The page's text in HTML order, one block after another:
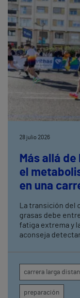
28 julio 2026
Más allá
el
en una
La transición del
grasas debe
fatiga extrema y la
aconseja
pueden
corredor Los hospitales Vithas Valencia Turia, Vithas
Valencia 9 de
colaboran con el
carrera larga
preparación